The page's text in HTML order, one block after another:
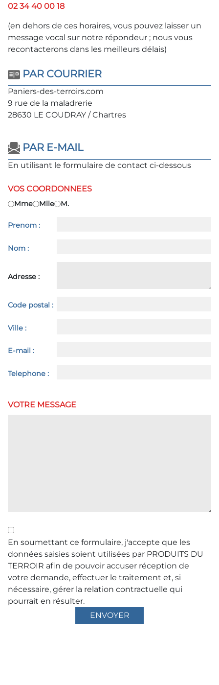
02 34 40 00 18
(en dehors de ces horaires, vous pouvez laisser un
message vocal sur notre répondeur ; nous vous
recontacterons dans les meilleurs délais)
PAR COURRIER
Paniers-des-terroirs.com
9 rue de la maladrerie
28630 LE COUDRAY / Chartres
PAR E-MAIL
En utilisant le formulaire de contact ci-dessous
VOS COORDONNEES
Mme Mlle M.
Prenom :
Nom :
Adresse :
Code postal :
Ville :
E-mail :
Telephone :
VOTRE MESSAGE
En soumettant ce formulaire, j'accepte que les
données saisies soient utilisées par PRODUITS DU
TERROIR afin de pouvoir accuser réception de
votre demande, effectuer le traitement et, si
nécessaire, gérer la relation contractuelle qui
pourrait en résulter.
ENVOYER